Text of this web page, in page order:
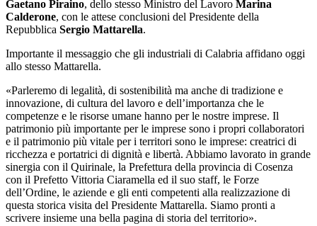
Gaetano Piraino, dello stesso Ministro del Lavoro Marina
Calderone, con le attese conclusioni del Presidente della
Repubblica Sergio Mattarella.
Importante il messaggio che gli industriali di Calabria affidano oggi
allo stesso Mattarella.
«Parleremo di legalità, di sostenibilità ma anche di tradizione e
innovazione, di cultura del lavoro e dell’importanza che le
competenze e le risorse umane hanno per le nostre imprese. Il
patrimonio più importante per le imprese sono i propri collaboratori
e il patrimonio più vitale per i territori sono le imprese: creatrici di
ricchezza e portatrici di dignità e libertà. Abbiamo lavorato in grande
sinergia con il Quirinale, la Prefettura della provincia di Cosenza
con il Prefetto Vittoria Ciaramella ed il suo staff, le Forze
dell’Ordine, le aziende e gli enti competenti alla realizzazione di
questa storica visita del Presidente Mattarella. Siamo pronti a
scrivere insieme una bella pagina di storia del territorio».